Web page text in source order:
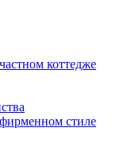
коттедже
стиле